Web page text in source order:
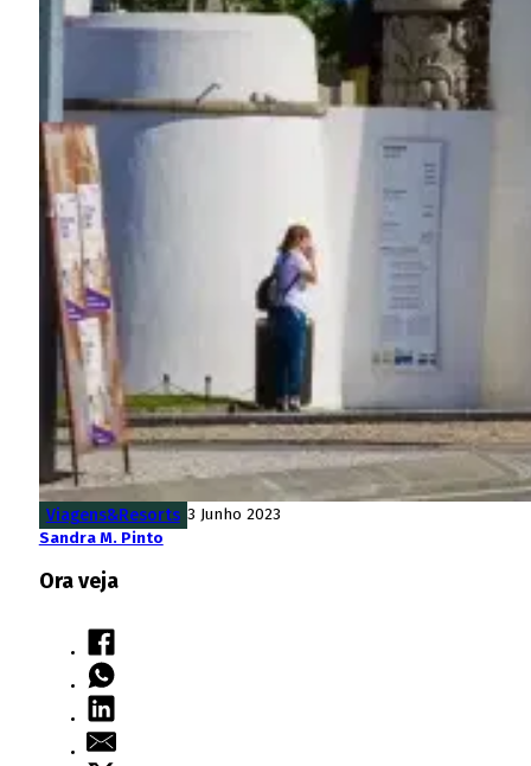
Viagens&Resorts 3 Junho 2023
Sandra M. Pinto
Ora veja